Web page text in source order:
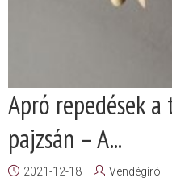
Apró repedések
pajzsán – A...
2021-12-18 Vendégíró